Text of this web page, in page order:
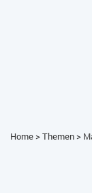
Home>Themen>